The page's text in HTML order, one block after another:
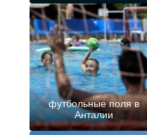
футбольные поля в
Анталии